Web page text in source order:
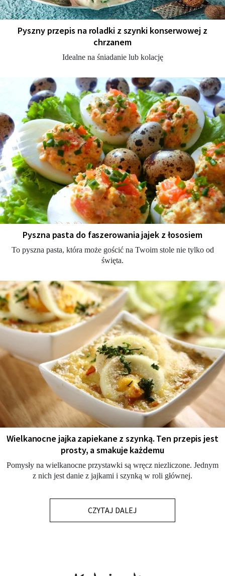
Pyszny przepis na roladki z szynki konserwowej z
chrzanem
Idealne na śniadanie lub kolację
Pyszna pasta do faszerowania jajek z łososiem
To pyszna pasta, która może gościć na Twoim stole nie tylko od
święta.
Wielkanocne jajka zapiekane z szynką. Ten przepis jest
prosty, a smakuje każdemu
Pomysły na wielkanocne przystawki są wręcz niezliczone. Jednym
z nich jest danie z jajkami i szynką w roli głównej.
CZYTAJ DALEJ